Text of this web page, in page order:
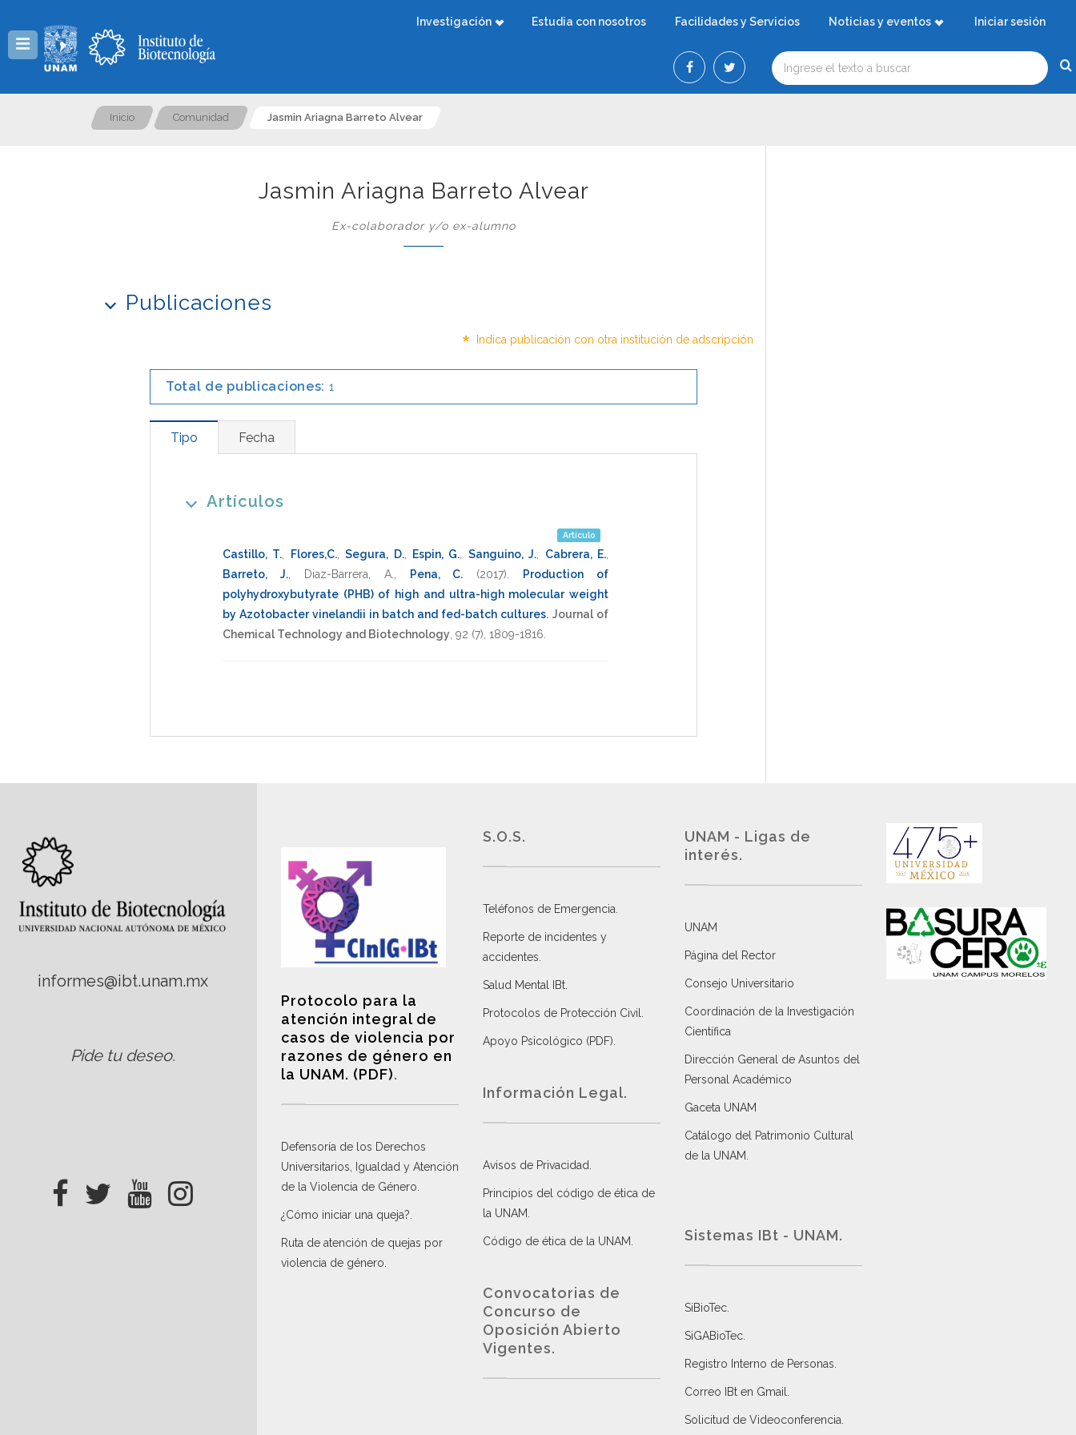
Investigación Estudia con nosotros Facilidades y Servicios Noticias y eventos Iniciar sesión
Inicio Comunidad Jasmin Ariagna Barreto Alvear
Jasmin Ariagna Barreto Alvear
Ex-colaborador y/o ex-alumno
Publicaciones
* Indica publicación con otra institución de adscripción
Total de publicaciones: 1
Tipo Fecha
Artículos
Artículo
Castillo, T. Flores,C.,Segura, D., Espin, G. Sanguino, J. Cabrera, E.
Barreto, J., Diaz-Barrera, A. Pena, C. (2017)
Production of
polyhydroxybutyrate (PHB) of high and ultra-high molecular weight
by Azotobacter vinelandii in batch and fed-batch cultures. Journal of
Chemical Technology and Biotechnology 92 (7), 1809-1816
informes@ibt.unam.mx
Pide tu deseo.
Protocolo para la
atención integral de
casos de violencia por
razones de género en
la UNAM. (PDF).
Defensoría de los Derechos
Universitarios, Igualdad y Atención
de la Violencia de Género
¿Cómo iniciar una queja?
Ruta de atención de quejas por
violencia de género
S.O.S.
Teléfonos de Emergencia.
Reporte de incidentes y
accidentes
Salud Mental IBt
Protocolos de Protección Civil
Apoyo Psicológico (PDF)
Información Legal.
Avisos de Privacidad
Principios del código de ética de
la UNAM
Código de ética de la UNAM
Convocatorias de
Concurso de
Oposición Abierto
Vigentes.
UNAM - Ligas de
interés.
UNAM
Página del Rector
Consejo Universitario
Coordinación de la Investigación
Científica
Dirección General de Asuntos del
Personal Académico
Gaceta UNAM
Catálogo del Patrimonio Cultural
de la UNAM.
Sistemas IBt - UNAM.
SiBioTec
SiGABioTec.
Registro Interno de Personas
Correo IBt en Gmail
Solicitud de Videoconferencia.